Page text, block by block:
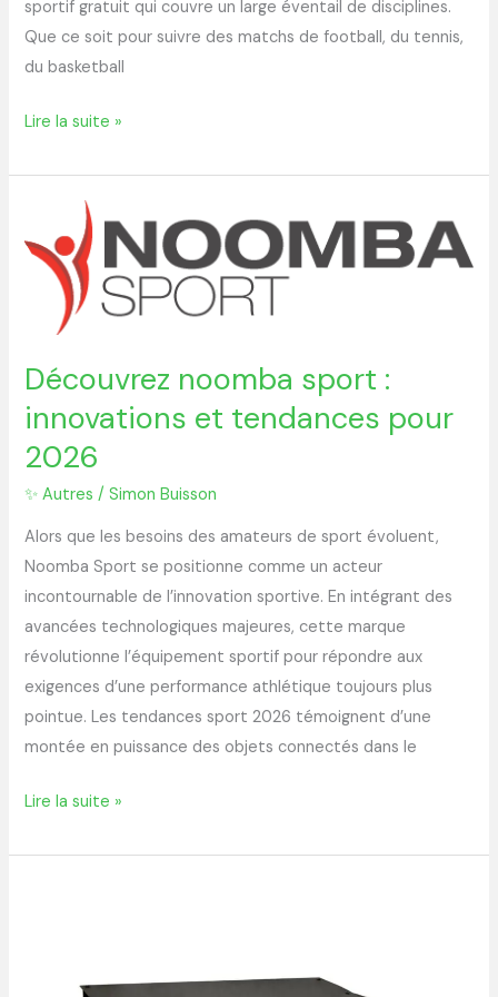
sportif gratuit qui couvre un large éventail de disciplines.
Que ce soit pour suivre des matchs de football, du tennis,
du basketball
Lire la suite »
Découvrez noomba sport :
innovations et tendances pour
2026
✨ Autres /Simon Buisson
Alors que les besoins des amateurs de sport évoluent,
Noomba Sport se positionne comme un acteur
incontournable de l’innovation sportive. En intégrant des
avancées technologiques majeures, cette marque
révolutionne l’équipement sportif pour répondre aux
exigences d’une performance athlétique toujours plus
pointue. Les tendances sport 2026 témoignent d’une
montée en puissance des objets connectés dans le
Découvrez
noomba
sport
innovations
et
tendances
pour
2026
Lire la suite »